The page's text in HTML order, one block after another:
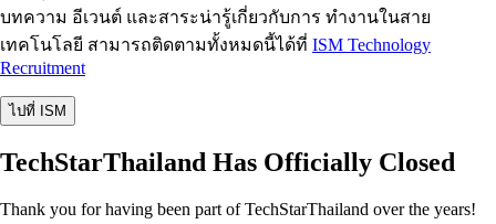
บทความ อีเวนต์ และสาระน่ารู้เกี่ยวกับการ ทำงานในสาย
เทคโนโลยี สามารถติดตามทั้งหมดนี้ได้ที่ ISM Technology
Recruitment
ไปที่ ISM
TechStarThailand Has Officially Closed
Thank you for having been part of TechStarThailand over the years!